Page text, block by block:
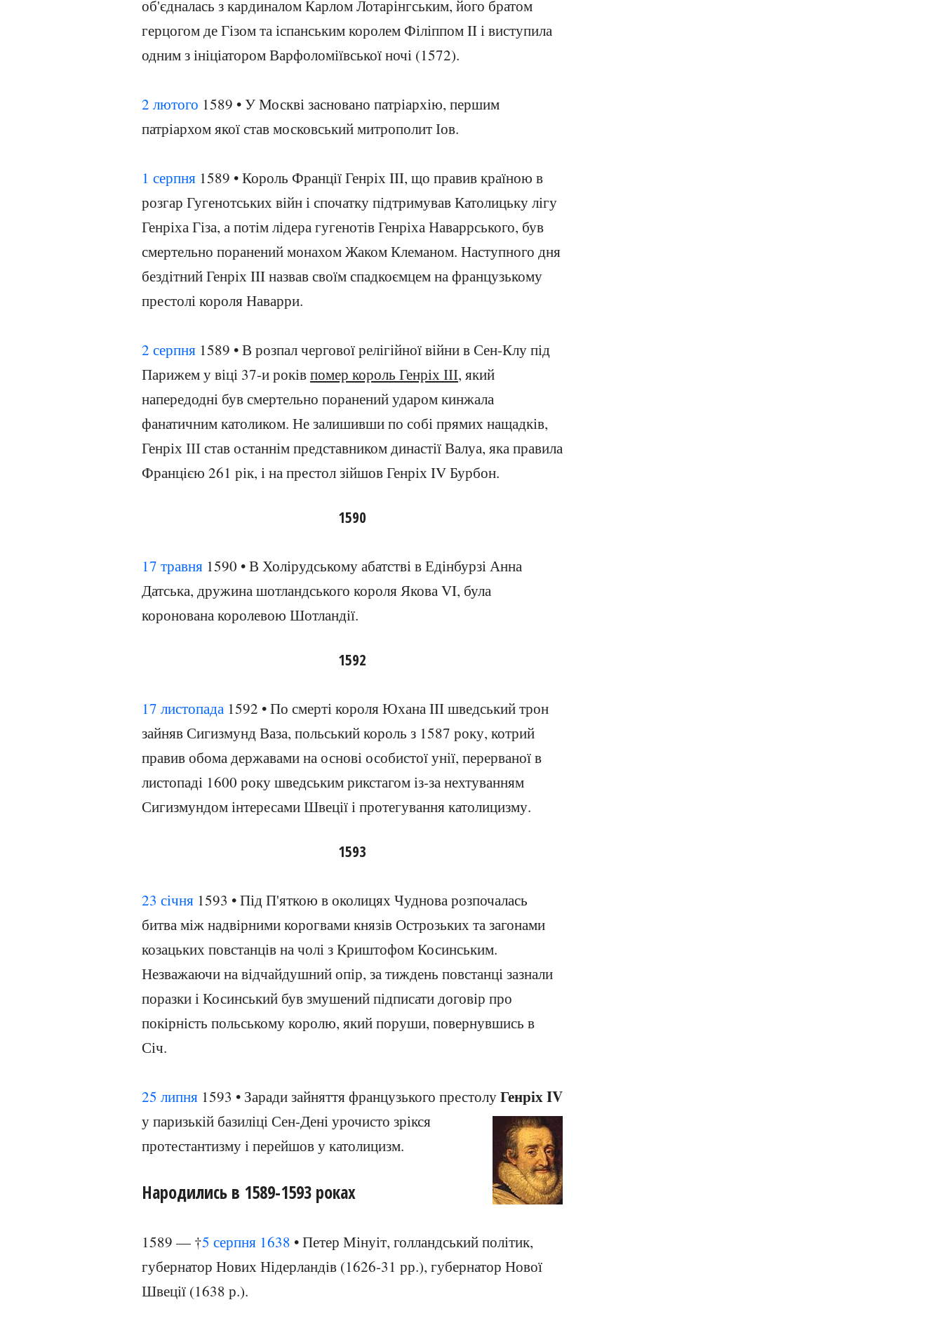
об'єдналась з кардиналом Карлом Лотарінгським, його братом
герцогом де Гізом та іспанським королем Філіппом II і виступила
одним з ініціатором Варфоломіївської ночі (1572).
2 лютого 1589 • У Москві засновано патріархію, першим
патріархом якої став московський митрополит Іов.
1 серпня 1589 • Король Франції Генріх III, що правив країною в
розгар Гугенотських війн і спочатку підтримував Католицьку лігу
Генріха Гіза, а потім лідера гугенотів Генріха Наваррського, був
смертельно поранений монахом Жаком Клеманом. Наступного дня
бездітний Генріх III назвав своїм спадкоємцем на французькому
престолі короля Наварри.
2 серпня 1589 • В розпал чергової релігійної війни в Сен-Клу під
Парижем у віці 37-и роківпомер король Генріх ІІІ, який
напередодні був смертельно поранений ударом кинжала
фанатичним католиком. Не залишивши по собі прямих нащадків,
Генріх ІІІ став останнім представником династії Валуа, яка правила
Францією 261 рік, і на престол зійшов Генріх IV Бурбон.
1590
17 травня 1590 • В Холірудському абатстві в Едінбурзі Анна
Датська, дружина шотландського короля Якова VI, була
коронована королевою Шотландії.
1592
17 листопада 1592 • По смерті короля Юхана III шведський трон
зайняв Сигизмунд Ваза, польський король з 1587 року, котрий
правив обома державами на основі особистої унії, перерваної в
листопаді 1600 року шведським рикстагом із-за нехтуванням
Сигизмундом інтересами Швеції і протегування католицизму.
1593
23 січня 1593 • Під П'яткою в околицях Чуднова розпочалась
битва між надвірними корогвами князів Острозьких та загонами
козацьких повстанців на чолі з Криштофом Косинським.
Незважаючи на відчайдушний опір, за тиждень повстанці зазнали
поразки і Косинський був змушений підписати договір про
покірність польському королю, який поруши, повернувшись в
Січ.
25 липня 1593 • Заради зайняття французького престолуГенріх IV
у паризькій базиліці Сен-Дені урочисто зрікся
протестантизму і перейшов у католицизм.
Народились в 1589-1593 роках
1589 — †5 серпня 1638 • Петер Мінуіт, голландський політик,
губернатор Нових Нідерландів (1626-31 рр.), губернатор Нової
Швеції (1638 р.).